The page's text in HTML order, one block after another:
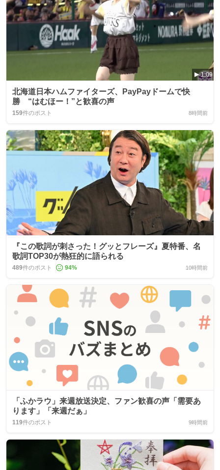
1:09
北海道日本ハムファイターズ、PayPayドームで快
勝 “はむほー！”と歓喜の声
159件のポスト 8時間前
『この歌詞が刺さった！グッとフレーズ』夏特番、名
歌詞TOP30が熱狂的に語られる
489件のポスト 94% 10時間前
「ふかラウ」来週放送決定、ファン歓喜の声「需要あ
ります」「来週だぁ」
119件のポスト 9時間前